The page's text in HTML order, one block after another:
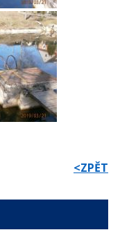
<ZPĚT